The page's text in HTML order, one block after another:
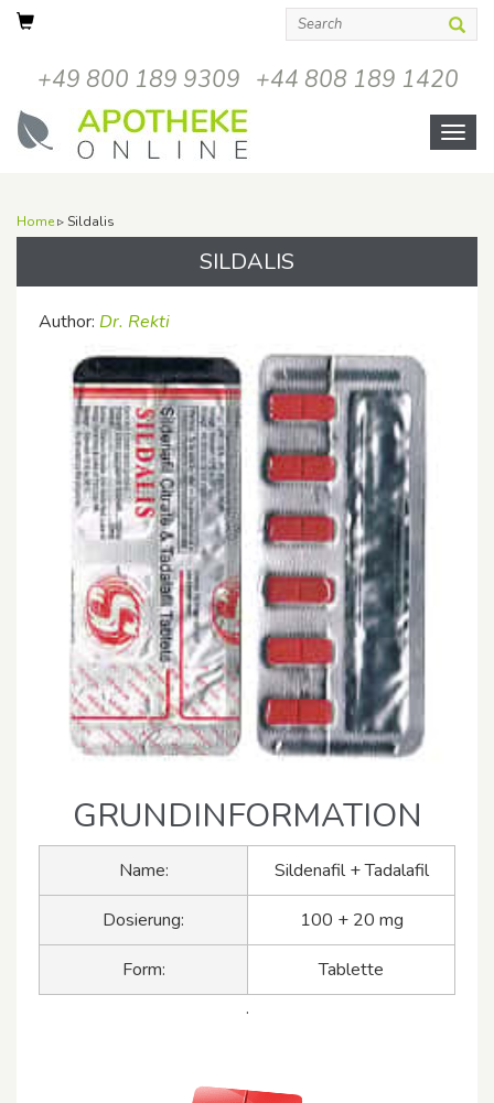
+49 800 189 9309 +44 808 189 1420
Open
Home▹ Sildalis
SILDALIS
Author: Dr. Rekti
GRUNDINFORMATION
Name: Sildenafil + Tadalafil
Dosierung: 100 + 20 mg
Form:
Tablette
.